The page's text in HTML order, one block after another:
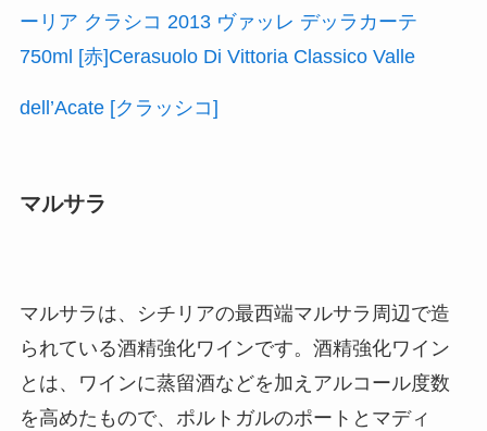
ーリア クラシコ 2013 ヴァッレ デッラカーテ
750ml [赤]Cerasuolo Di Vittoria Classico Valle
dell’Acate [クラッシコ]
マルサラ
マルサラは、シチリアの最西端マルサラ周辺で造
られている酒精強化ワインです。酒精強化ワイン
とは、ワインに蒸留酒などを加えアルコール度数
を高めたもので、ポルトガルのポートとマディ